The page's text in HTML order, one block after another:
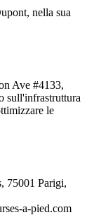
nella sua
Ave #4133,
sull'infrastruttura
le
75001 Parigi,
a-pied.com